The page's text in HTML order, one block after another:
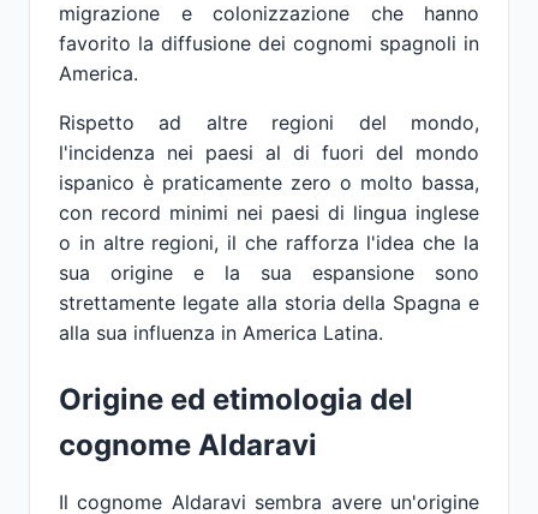
migrazione e colonizzazione che hanno
favorito la diffusione dei cognomi spagnoli in
America.
Rispetto ad altre regioni del mondo,
l'incidenza nei paesi al di fuori del mondo
ispanico è praticamente zero o molto bassa,
con record minimi nei paesi di lingua inglese
o in altre regioni, il che rafforza l'idea che la
sua origine e la sua espansione sono
strettamente legate alla storia della Spagna e
alla sua influenza in America Latina.
Origine ed etimologia del
cognome Aldaravi
Il cognome Aldaravi sembra avere un'origine